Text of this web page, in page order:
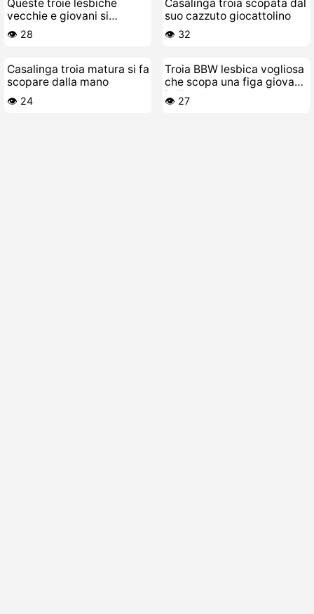
Queste troie lesbiche
vecchie e giovani si
divertono da puttane sotto
la doccia
👁️ 28
Casalinga troia scopata dal
suo cazzuto giocattolino
👁️ 32
Casalinga troia matura si fa
scopare dalla mano
👁️ 24
Troia BBW lesbica vogliosa
che scopa una figa giovane
bollente
👁️ 27